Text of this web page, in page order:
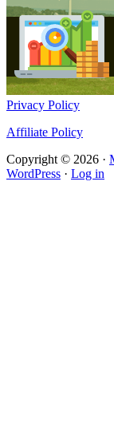
Privacy Policy
Affiliate Policy
Copyright © 2026 ·
WordPress · Log in